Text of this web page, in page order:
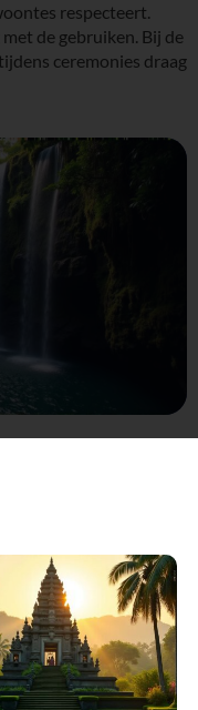
respecteert.
de gebruiken. Bij de
ceremonies draag